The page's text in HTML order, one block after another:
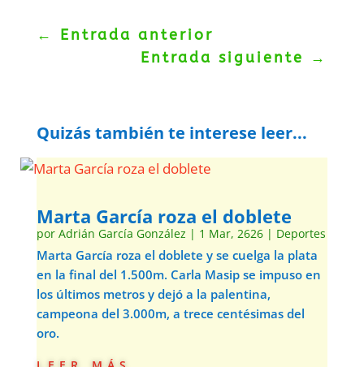
← Entrada anterior
Entrada siguiente
→
Quizás también te interese leer...
Marta García roza el doblete
por Adrián García González | 1 Mar, 2626| Deportes
Marta García roza el doblete y se cuelga la plata
en la final del 1.500m. Carla Masip se impuso en
los últimos metros y dejó a la palentina,
campeona del 3.000m, a trece centésimas del
oro.